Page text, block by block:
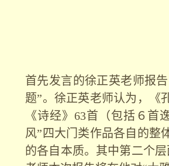
首先发言的徐正英老师报
题”。徐正英老师认为，《
《诗经》 63首（包括６首
风” 四大门类作品各自的整
的各自本质。其中第二个